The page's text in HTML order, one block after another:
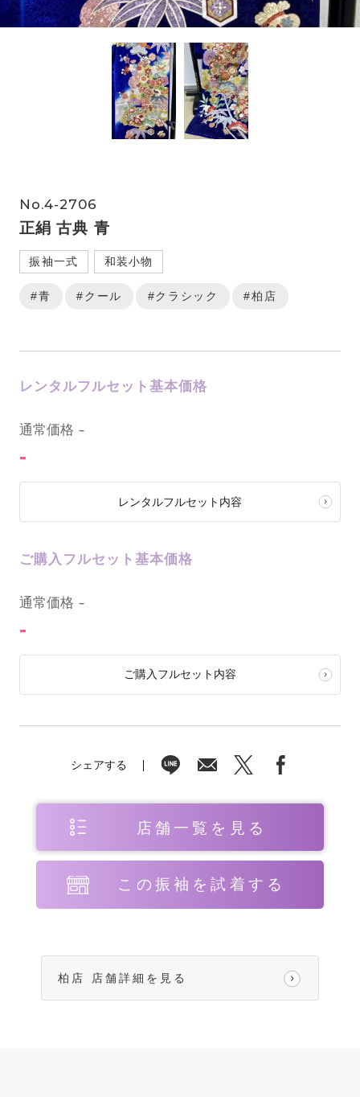
No.4-2706
正絹 古典 青
振袖一式 和装小物
#青 #クール #クラシック #柏店
レンタルフルセット基本価格
通常価格 -
-
レンタルフルセット内容
ご購入フルセット基本価格
通常価格 -
-
ご購入フルセット内容
シェアする
店舗一覧を見る
この振袖を試着する
柏店 店舗詳細を見る